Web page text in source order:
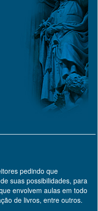
pedindo que
suas possibilidades, para
envolvem aulas em todo
de livros, entre outros.